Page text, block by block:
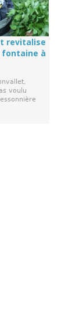
revitalise
fontaine à
voulu